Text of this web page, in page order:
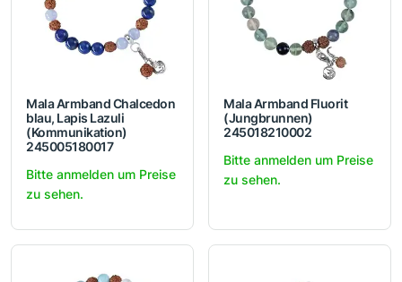
Mala Armband Chalcedon
blau, Lapis Lazuli
(Kommunikation)
245005180017
Bitte anmelden um Preise
zu sehen.
Mala Armband Fluorit
(Jungbrunnen)
245018210002
Bitte anmelden um Preise
zu sehen.